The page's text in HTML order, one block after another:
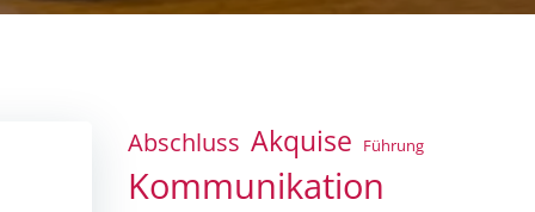
Abschluss Akquise Führung
Kommunikation